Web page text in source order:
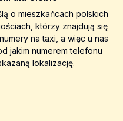
o mieszkańcach polskich
którzy znajdują się
na taxi, a więc u nas
jakim numerem telefonu
lokalizację.